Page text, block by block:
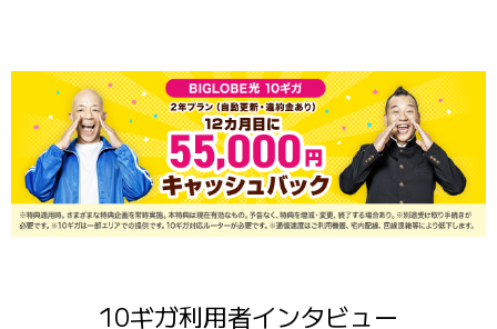
10ギガ利用者インタビュー